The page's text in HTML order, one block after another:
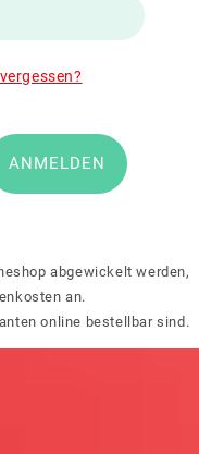
ANMELDEN
abgewickelt werden,
an.
online bestellbar sind.